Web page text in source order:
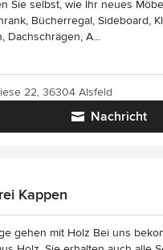
Sie selbst, wie Ihr neues
Bücherregal, Sideboard,
Dachschrägen, A...
Nachricht
22, 36304 Alsfeld
Kappen
gehen mit Holz Bei uns